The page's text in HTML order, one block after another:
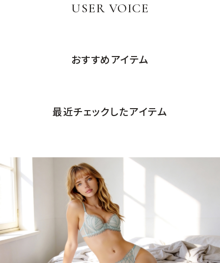
USER VOICE
おすすめアイテム
最近チェックしたアイテム